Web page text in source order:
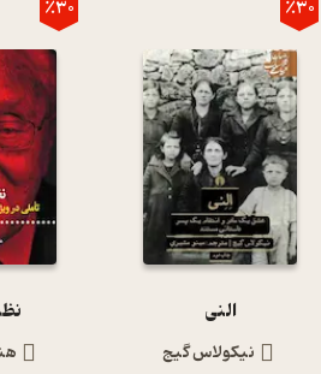
٪30
النی
نیکولاس گیج
٪30